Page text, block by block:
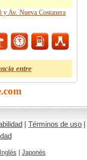
Av. Nueva Costanera
entre
| Términos de uso |
Inglés Japonés